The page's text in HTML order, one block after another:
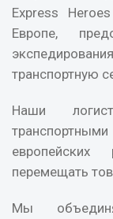
Express
Европе,
транспортную
Наши
европейских
перемещать
Мы